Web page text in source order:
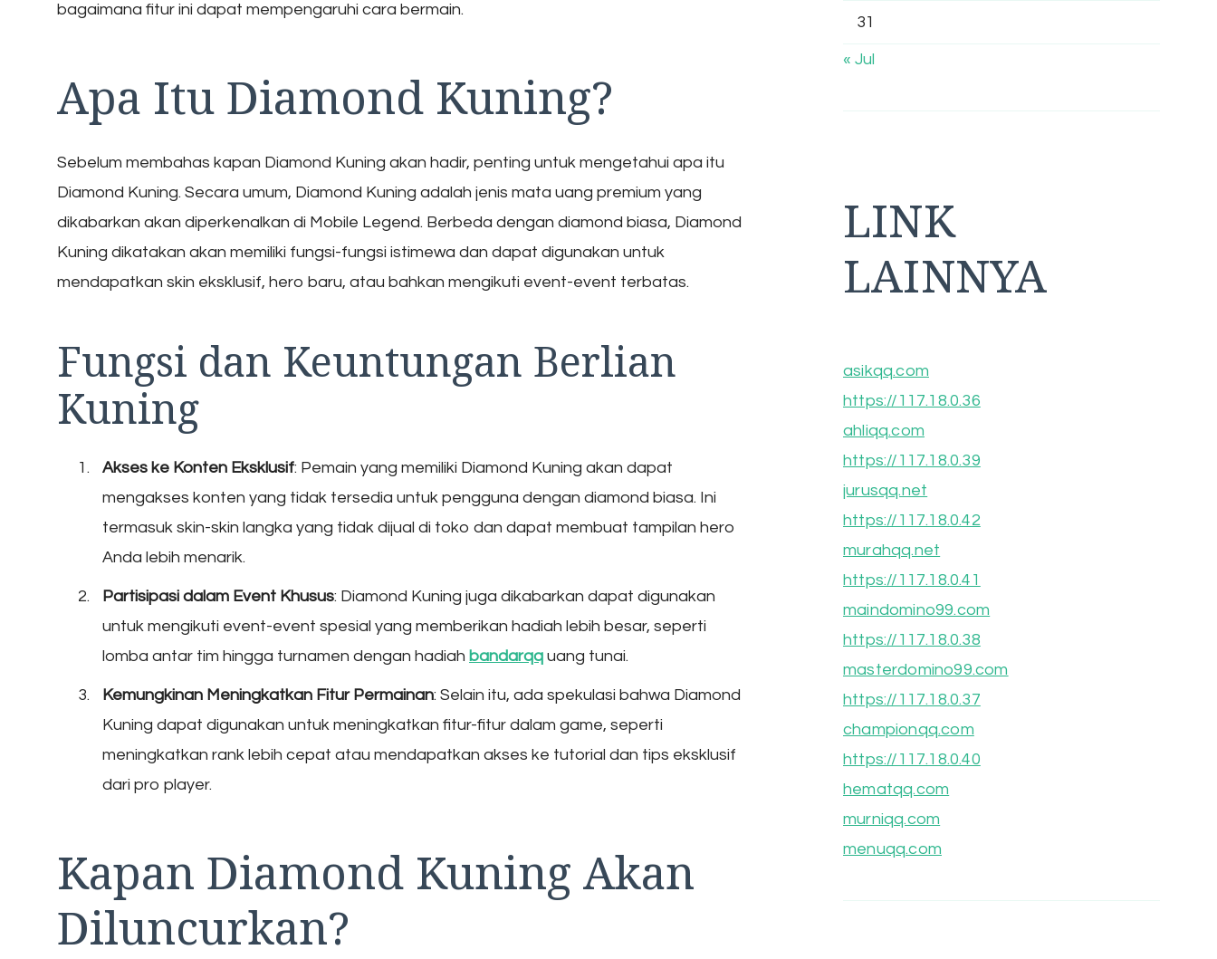
bagaimana fitur ini dapat mempengaruhi cara bermain.
Apa Itu Diamond Kuning?
Sebelum membahas kapan Diamond Kuning akan hadir, penting untuk mengetahui apa itu
Diamond Kuning. Secara umum, Diamond Kuning adalah jenis mata uang premium yang
dikabarkan akan diperkenalkan di Mobile Legend. Berbeda dengan diamond biasa, Diamond
Kuning dikatakan akan memiliki fungsi-fungsi istimewa dan dapat digunakan untuk
mendapatkan skin eksklusif, hero baru, atau bahkan mengikuti event-event terbatas.
Fungsi dan Keuntungan Berlian
Kuning
Akses ke Konten Eksklusif: Pemain yang memiliki Diamond Kuning akan dapat
mengakses konten yang tidak tersedia untuk pengguna dengan diamond biasa. Ini
termasuk skin-skin langka yang tidak dijual di toko dan dapat membuat tampilan hero
Anda lebih menarik.
Partisipasi dalam Event Khusus: Diamond Kuning juga dikabarkan dapat digunakan
untuk mengikuti event-event spesial yang memberikan hadiah lebih besar, seperti
lomba antar tim hingga turnamen dengan hadiah bandarqq uang tunai.
Kemungkinan Meningkatkan Fitur Permainan: Selain itu, ada spekulasi bahwa Diamond
Kuning dapat digunakan untuk meningkatkan fitur-fitur dalam game, seperti
meningkatkan rank lebih cepat atau mendapatkan akses ke tutorial dan tips eksklusif
dari pro player.
Kapan Diamond Kuning Akan
Diluncurkan?
31
« Jul
LINK
LAINNYA
asikqq.com
https://117.18.0.36
ahliqq.com
https://117.18.0.39
jurusqq.net
https://117.18.0.42
murahqq.net
https://117.18.0.41
maindomino99.com
https://117.18.0.38
masterdomino99.com
https://117.18.0.37
championqq.com
https://117.18.0.40
hematqq.com
murniqq.com
menuqq.com